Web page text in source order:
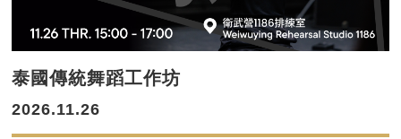
泰國傳統舞蹈工作坊
2026.11.26